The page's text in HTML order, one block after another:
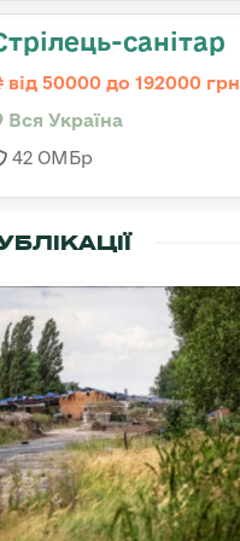
санітар
від 50000 до 192000 грн
Вся Україна
42 ОМБр